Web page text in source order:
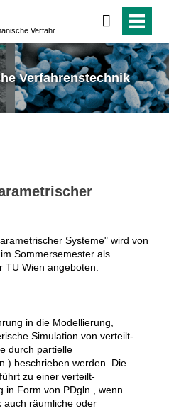
Verfahrenstechnik
Systeme" wird von
Sommersemester als
TU Wien angeboten.
in die Modellierung,
Simulation von verteilt-
durch partielle
beschrieben werden. Die
zu einer verteilt-
in Form von PDgln., wenn
auch räumliche oder